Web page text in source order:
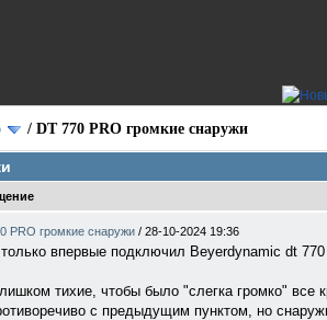
/ DT 770 PRO громкие снаружи
PRO громкие снаружи / 28-10-2024 19:36
впервые подключил Beyerdynamic dt
тихие, чтобы было "слегка громко" все
с предыдущим пунктом, но